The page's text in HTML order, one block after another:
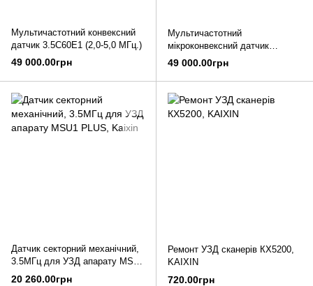
Мультичастотний конвексний
датчик 3.5C60E1 (2,0-5,0 МГц.)
49 000.00грн
Мультичастотний
мікроконвексний датчик
6.5С20E1 (5,0-9,0 МГц.)
49 000.00грн
Датчик секторний механічний,
3.5МГц для УЗД апарату MSU1
PLUS, Kaixin
20 260.00грн
Ремонт УЗД сканерів КХ5200,
KAIXIN
720.00грн